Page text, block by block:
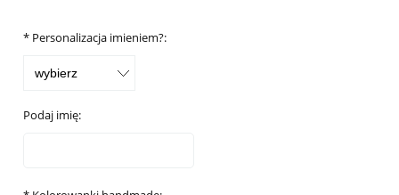
* Personalizacja imieniem?:
Podaj imię: